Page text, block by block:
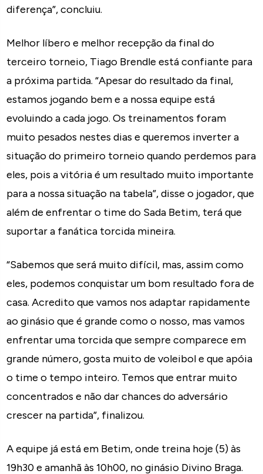
diferença”, concluiu.
Melhor líbero e melhor recepção da final do
terceiro torneio, Tiago Brendle está confiante para
a próxima partida. “Apesar do resultado da final,
estamos jogando bem e a nossa equipe está
evoluindo a cada jogo. Os treinamentos foram
muito pesados nestes dias e queremos inverter a
situação do primeiro torneio quando perdemos para
eles, pois a vitória é um resultado muito importante
para a nossa situação na tabela”, disse o jogador, que
além de enfrentar o time do Sada Betim, terá que
suportar a fanática torcida mineira.
“Sabemos que será muito difícil, mas, assim como
eles, podemos conquistar um bom resultado fora de
casa. Acredito que vamos nos adaptar rapidamente
ao ginásio que é grande como o nosso, mas vamos
enfrentar uma torcida que sempre comparece em
grande número, gosta muito de voleibol e que apóia
o time o tempo inteiro. Temos que entrar muito
concentrados e não dar chances do adversário
crescer na partida”, finalizou.
A equipe já está em Betim, onde treina hoje (5) às
19h30 e amanhã às 10h00, no ginásio Divino Braga.